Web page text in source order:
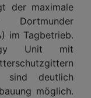
der maximale
Dortmunder
im Tagbetrieb.
Unit mit
sind deutlich
möglich.